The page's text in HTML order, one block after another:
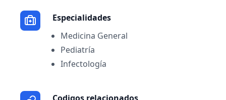
Especialidades
Medicina General
Pediatría
Infectología